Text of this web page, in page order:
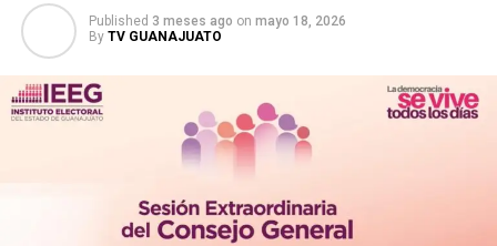
Published 3 meses ago on mayo 18, 2026
By TV GUANAJUATO